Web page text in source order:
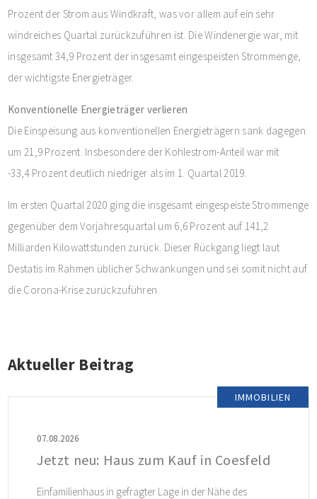
Prozent der Strom aus Windkraft, was vor allem auf ein sehr
windreiches Quartal zurückzuführen ist. Die Windenergie war, mit
insgesamt 34,9 Prozent der insgesamt eingespeisten Strommenge,
der wichtigste Energieträger.
Konventionelle Energieträger verlieren
Die Einspeisung aus konventionellen Energieträgern sank dagegen
um 21,9 Prozent. Insbesondere der Kohlestrom-Anteil war mit
-33,4 Prozent deutlich niedriger als im 1. Quartal 2019.
Im ersten Quartal 2020 ging die insgesamt eingespeiste Strommenge
gegenüber dem Vorjahresquartal um 6,6 Prozent auf 141,2
Milliarden Kilowattstunden zurück. Dieser Rückgang liegt laut
Destatis im Rahmen üblicher Schwankungen und sei somit nicht auf
die Corona-Krise zurückzuführen.
Aktueller Beitrag
IMMOBILIEN
07.08.2026
Jetzt neu: Haus zum Kauf in Coesfeld
Einfamilienhaus in gefragter Lage in der Nähe des